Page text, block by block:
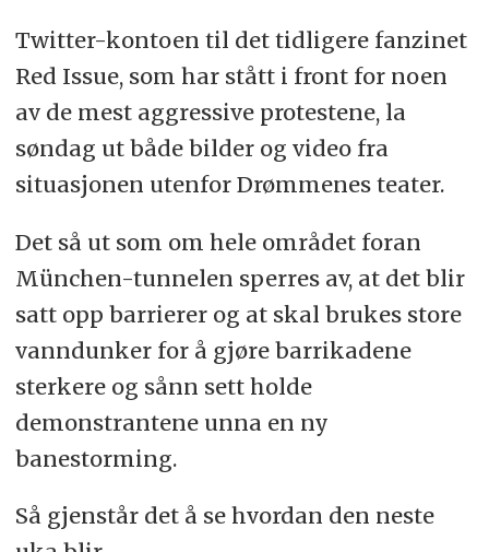
Twitter-kontoen til det tidligere fanzinet
Red Issue, som har stått i front for noen
av de mest aggressive protestene, la
søndag ut både bilder og video fra
situasjonen utenfor Drømmenes teater.
Det så ut som om hele området foran
München-tunnelen sperres av, at det blir
satt opp barrierer og at skal brukes store
vanndunker for å gjøre barrikadene
sterkere og sånn sett holde
demonstrantene unna en ny
banestorming.
Så gjenstår det å se hvordan den neste